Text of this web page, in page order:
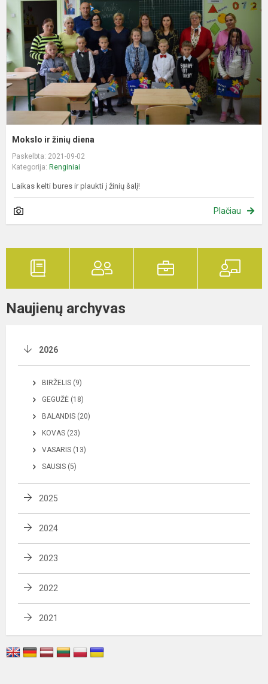
Mokslo ir žinių diena
Paskelbta: 2021-09-02
Kategorija: Renginiai
Laikas kelti bures ir plaukti į žinių šalį!
Plačiau
Naujienų archyvas
2026
BIRŽELIS (9)
GEGUŽĖ (18)
BALANDIS (20)
KOVAS (23)
VASARIS (13)
SAUSIS (5)
2025
2024
2023
2022
2021